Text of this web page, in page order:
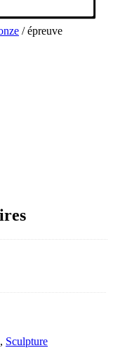
/ épreuve
, Sculpture